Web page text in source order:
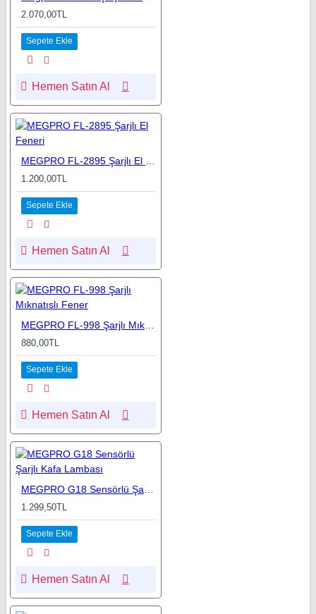
2.070,00TL
Sepete Ekle
Hemen Satın Al
1.200,00TL
Sepete Ekle
Hemen Satın Al
880,00TL
Sepete Ekle
Hemen Satın Al
1.299,50TL
Sepete Ekle
Hemen Satın Al